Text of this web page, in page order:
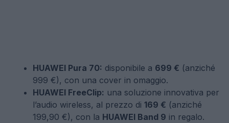
HUAWEI Pura 70: disponibile a 699 € (anziché
999 €), con una cover in omaggio.
HUAWEI FreeClip: una soluzione innovativa per
l’audio wireless, al prezzo di 169 € (anziché
199,90 €), con la HUAWEI Band 9 in regalo.